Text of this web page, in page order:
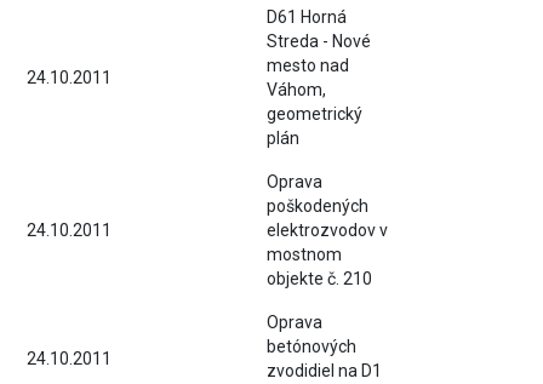
24.10.2011
D61 Horná
Streda - Nové
mesto nad
Váhom,
geometrický
plán
24.10.2011
Oprava
poškodených
elektrozvodov v
mostnom
objekte č. 210
24.10.2011
Oprava
betónových
zvodidiel na D1